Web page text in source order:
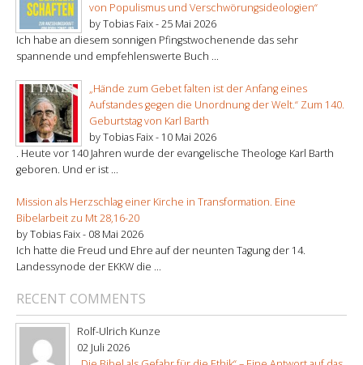
von Populismus und Verschwörungsideologien“
by Tobias Faix -25 Mai 2026
Ich habe an diesem sonnigen Pfingstwochenende das sehr
spannende und empfehlenswerte Buch ...
„Hände zum Gebet falten ist der Anfang eines
Aufstandes gegen die Unordnung der Welt.“ Zum 140.
Geburtstag von Karl Barth
by Tobias Faix - 10 Mai 2026
. Heute vor 140 Jahren wurde der evangelische Theologe Karl Barth
geboren. Und er ist ...
Mission als Herzschlag einer Kirche in Transformation. Eine
Bibelarbeit zu Mt 28,16-20
by Tobias Faix - 08 Mai 2026
Ich hatte die Freud und Ehre auf der neunten Tagung der 14.
Landessynode der EKKW die ...
RECENT COMMENTS
Rolf-Ulrich Kunze
02 Juli 2026